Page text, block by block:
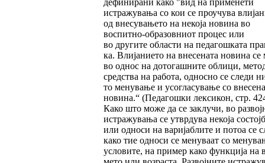
дефинирани како "вид на применети
истражувања со кои се проу­чува
од внесувањето на некоја новина во
воспитно-образовниот процес или
во другите области на педагошката
ка. Влијанието на внесената новина се
во однос на дотогашните облици,
средства на работа, односно се следи
то менување и усогласување со
новина.“ (Педагошки лексикон, стр.
Како што може да се заклучи, во
истражувања се утврдува некоја
или односи на варијаблите и потоа се
како тие односи се менуваат со
условите, на пример како функција на